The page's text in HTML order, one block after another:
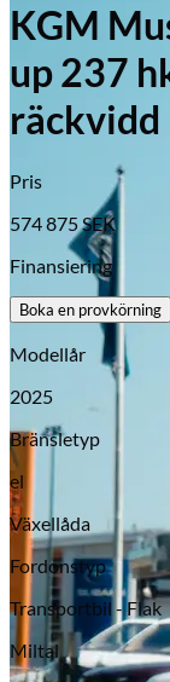
Opel
KGM
up 237
räckvidd
Pris
574 875SEK
Finansiering
Boka en provkörning
Modellår
2025
Bränsletyp
el
Växellåda
Fordonstyp
Transportbil - Flak
Miltal